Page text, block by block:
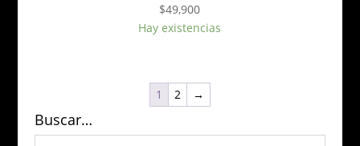
$49,900
Hay existencias
1 2 →
Buscar…